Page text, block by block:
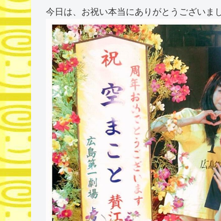
今日は、お祝い本当にありがとうございま